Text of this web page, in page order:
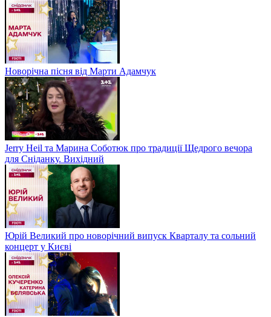
Новорічна пісня від Марти Адамчук
Jerry Heil та Марина Соботюк про традиції Щедрого вечора
для Сніданку. Вихідний
Юрій Великий про новорічний випуск Кварталу та сольний
концерт у Києві